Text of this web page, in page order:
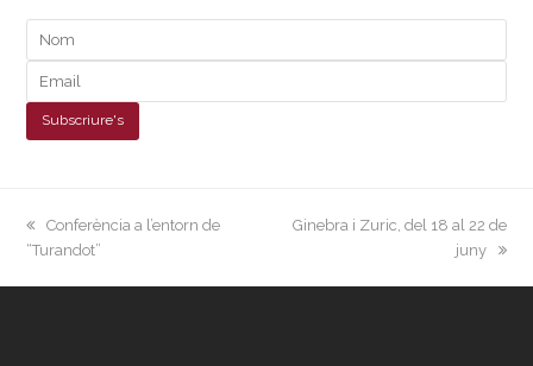
previous
post:
Conferència a l’entorn de
“Turandot”
next
Ginebra i Zuric, del 18 al 22 de
juny